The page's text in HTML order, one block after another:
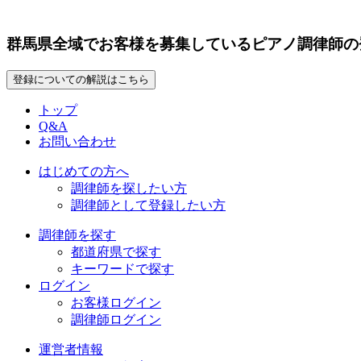
群馬県全域でお客様を募集しているピアノ調律師
登録についての解説はこちら
トップ
Q&A
お問い合わせ
はじめての方へ
調律師を探したい方
調律師として登録したい方
調律師を探す
都道府県で探す
キーワードで探す
ログイン
お客様ログイン
調律師ログイン
運営者情報